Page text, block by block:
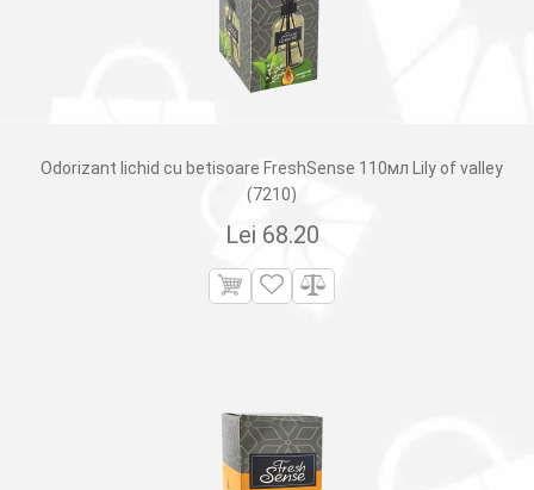
Odorizant lichid cu betisoare FreshSense 110мл Lily of valley
(7210)
Lei 68.20